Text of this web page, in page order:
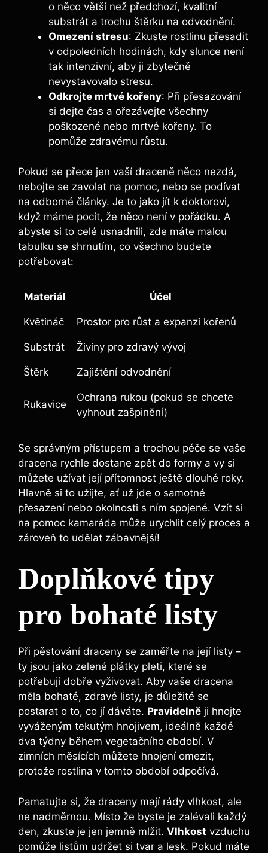
o něco větší než předchozí, kvalitní
substrát a trochu štěrku na odvodnění.
Omezení stresu: Zkuste rostlinu přesadit
v odpoledních hodinách, kdy slunce není
tak intenzivní, aby ji zbytečně
nevystavovalo stresu.
Odkrojte mrtvé kořeny: Při přesazování
si dejte čas a ořezávejte všechny
poškozené nebo mrtvé kořeny. To
pomůže zdravému růstu.
Pokud se přece jen vaší draceně něco nezdá,
nebojte se zavolat na pomoc, nebo se podívat
na odborné články. Je to jako jít k doktorovi,
když máme pocit, že něco není v pořádku. A
abyste si to celé usnadnili, zde máte malou
tabulku se shrnutím, co všechno budete
potřebovat:
Materiál Účel
Květináč Prostor pro růst a expanzi kořenů
Substrát Živiny pro zdravý vývoj
Štěrk Zajištění odvodnění
Rukavice
Ochrana rukou (pokud se chcete
vyhnout zašpinění)
Se správným přístupem a trochou péče se vaše
dracena rychle dostane zpět do formy a vy si
můžete užívat její přítomnost ještě dlouhé roky.
Hlavně si to užijte, ať už jde o samotné
přesazení nebo okolnosti s ním spojené. Vzít si
na pomoc kamaráda může urychlit celý proces a
zároveň to udělat zábavnější!
Doplňkové tipy
pro bohaté listy
Při pěstování draceny se zaměřte na její listy –
ty jsou jako zelené plátky pleti, které se
potřebují dobře vyživovat. Aby vaše dracena
měla bohaté, zdravé listy, je důležité se
postarat o to, co jí dáváte. Pravidelně ji hnojte
vyváženým tekutým hnojivem, ideálně každé
dva týdny během vegetačního období. V
zimních měsících můžete hnojení omezit,
protože rostlina v tomto období odpočívá.
Pamatujte si, že draceny mají rády vlhkost, ale
ne nadměrnou. Místo že byste je zalévali každý
den, zkuste je jen jemně mlžit. Vlhkost vzduchu
pomůže listům udržet si tvar a lesk. Pokud máte